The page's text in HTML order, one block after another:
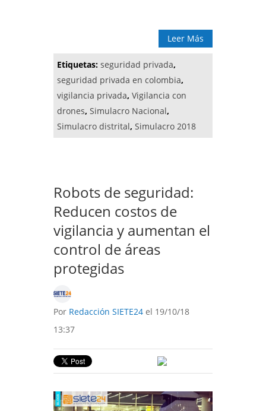
Leer Más
Etiquetas: seguridad privada,
seguridad privada en colombia,
vigilancia privada, Vigilancia con
drones, Simulacro Nacional,
Simulacro distrital, Simulacro 2018
Robots de seguridad:
Reducen costos de
vigilancia y aumentan el
control de áreas
protegidas
Por Redacción SIETE24 el 19/10/18
13:37